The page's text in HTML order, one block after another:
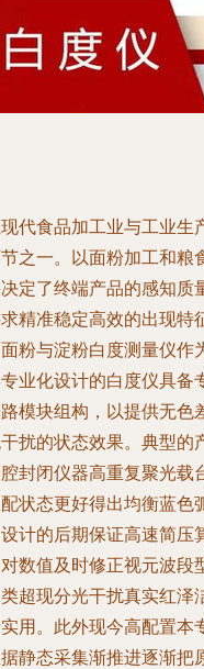
代食品加工业与工业生
之一。以面粉加工和粮
定了终端产品的感知质
精准稳定高效的出现特
粉与淀粉白度测量仪作
业化设计的白度仪具备
模块组构，以提供无色
扰的状态效果。典型的
封闭仪器高重复聚光载
状态更好得出均衡蓝色
计的后期保证高速简压
数值及时修正视元波段
超现分光干扰真实红泽
用。此外现今高配置本
静态采集渐推进逐渐把